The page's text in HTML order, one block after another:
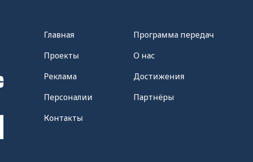
Главная
Проекты
Реклама
Персоналии
Контакты
Программа передач
О нас
Достижения
Партнёры